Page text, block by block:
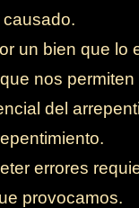
un bien que lo
nos
del
errores
provocamos.